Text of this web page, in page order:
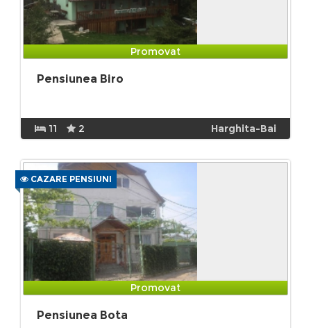
Promovat
Pensiunea Biro
11 2 Harghita-Bai
CAZARE PENSIUNI
Promovat
Pensiunea Bota